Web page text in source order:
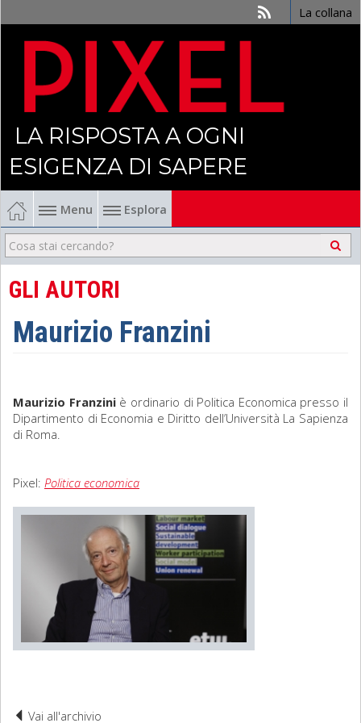
La collana
LA RISPOSTA A OGNI
ESIGENZA DI SAPERE
Menu Esplora
Economia
Management
Finanza
Filosofia
GLI AUTORI
Maurizio Franzini
Maurizio Franziniè ordinario di Politica Economica presso il
Dipartimento di Economia e Diritto dell’Università La Sapienza
di Roma.
Pixel: Politica economica
Vai all'archivio